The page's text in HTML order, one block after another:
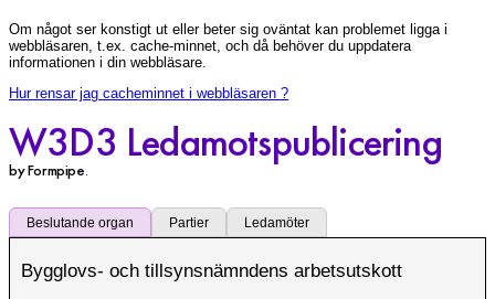
Om något ser konstigt ut eller beter sig oväntat kan problemet ligga i
webbläsaren, t.ex. cache-minnet, och då behöver du uppdatera
informationen i din webbläsare.
Hur rensar jag cacheminnet i webbläsaren ?
W3D3 Ledamotspublicering
by Formpipe.
Beslutande organ Partier Ledamöter
Bygglovs- och tillsynsnämndens arbetsutskott